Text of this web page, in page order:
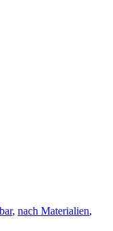
, nach Materialien,